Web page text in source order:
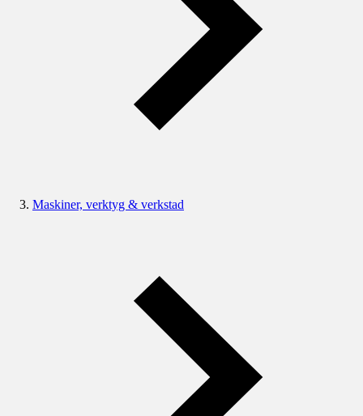
Maskiner, verktyg & verkstad